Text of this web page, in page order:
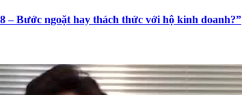
– Bước ngoặt hay thách thức với hộ kinh doanh?”